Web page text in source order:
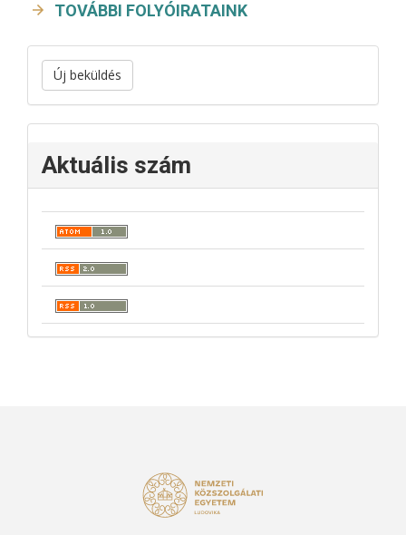
TOVÁBBI FOLYÓIRATAINK
Új beküldés
Aktuális szám